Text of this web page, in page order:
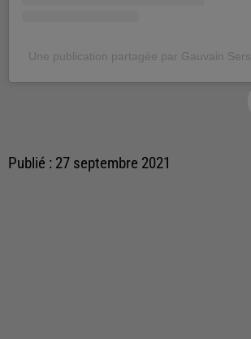
Une publication partagée par Gauvain
Publié : 27 septembre 2021